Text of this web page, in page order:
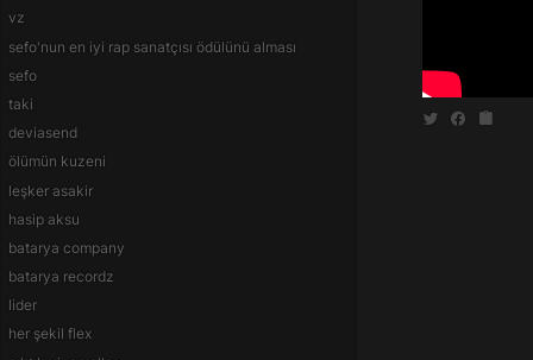
vz
sefo'nun en iyi rap sanatçısı ödülünü alması
sefo
taki
deviasend
ölümün kuzeni
leşker asakir
hasip aksu
batarya company
batarya recordz
lider
her şekil flex